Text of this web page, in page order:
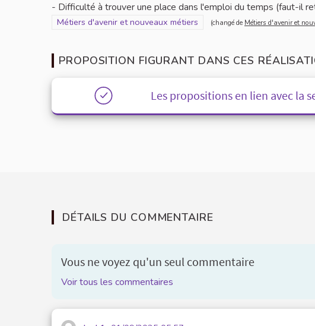
- Difficulté à trouver une place dans l'emploi du temps (faut-il
Filtrer les résultats pour le secteur : Métiers d'avenir et nouveaux
Métiers d'avenir et nouveaux métiers (changé de Métiers d'avenir et
PROPOSITION FIGURANT DANS CES
Les propositions en lien avec la
DÉTAILS DU COMMENTAIRE
Vous ne voyez qu'un seul commentaire
Voir tous les commentaires